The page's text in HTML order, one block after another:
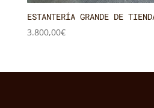
ESTANTERÍA GRANDE DE
3.800,00€